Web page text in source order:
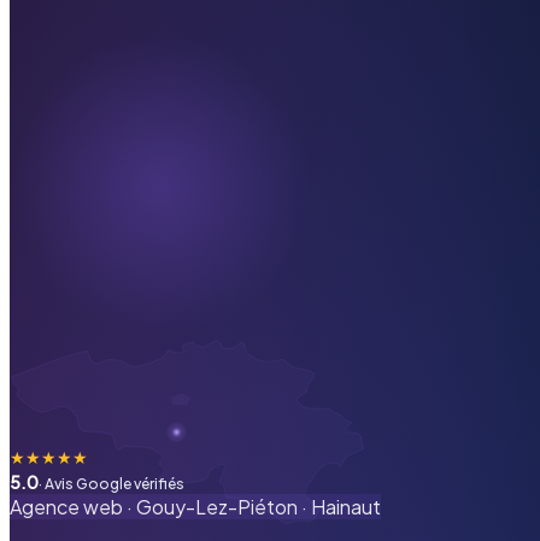
★★★★★
5.0· Avis Google vérifiés
Agence web · Gouy-Lez-Piéton · Hainaut